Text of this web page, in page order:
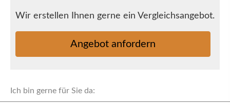
Wir erstellen Ihnen gerne ein Vergleichsangebot.
An­ge­bot an­for­dern
Ich bin gerne für Sie da: